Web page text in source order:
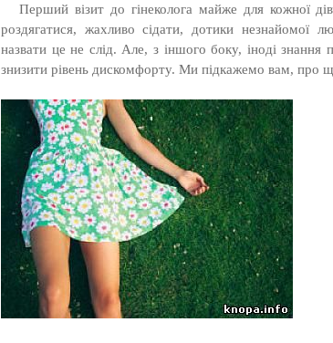
Перший візит до гінеколога майже для кожної
роздягатися, жахливо сідати, дотики незнайомої
назвати це не слід. Але, з іншого боку, іноді знання
знизити рівень дискомфорту. Ми підкажемо вам, про